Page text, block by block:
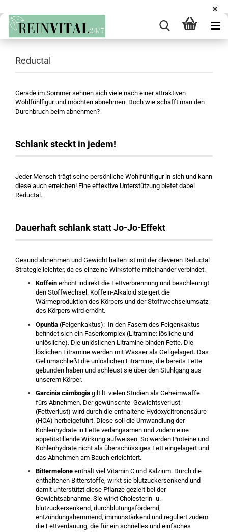
Reductal
Gerade im Sommer sehnen sich viele nach einer attraktiven
Wohlfühlfigur und möchten abnehmen. Doch wie schafft man den
Durchbruch beim abnehmen?
Schlank steckt in jedem!
Jeder Mensch trägt seine persönliche Wohlfühlfigur in sich und kann
diese auch erreichen! Eine effektive Unterstützung bietet dabei
Reductal.
Dauerhaft schlank statt Jo-Jo-Effekt
Gesund abnehmen und Gewicht halten ist mit der cleveren Reductal
Strategie leichter, da es einzelne Wirkstoffe miteinander verbindet.
Koffein erhöht indirekt die Fettverbrennung und beschleunigt
den Stoffwechsel. Koffein-Alkaloid steigert die
Wärmeproduktion des Körpers und der Stoffwechselumsatz
des Körpers wird erhöht.
Opuntia (Feigenkaktus): In den Fasern des Feigenkaktus
befindet sich ein Faserkomplex (Litramine: lösliche und
unlösliche). Die unlöslichen Litramine binden Fette. Die
löslichen Litramine werden mit Wasser als Gel gelagert. Das
Gel umschließt die unlöslichen Litramine, die bereits Fette
gebunden haben und schleust sie über den Stuhlgang aus
unserem Körper.
Garcinia cámbogia gilt lt. vielen Studien als Geheimwaffe
fürs Abnehmen. Der gewünschte Gewichtsverlust
(Fettverlust) wird durch die enthaltene Hydoxycitronensäure
(HCA) herbeigeführt. Diese soll die Umwandlung der
Kohlenhydrate in Fette verlangsamen und zudem eine
appetitstillende Wirkung aufweisen. So werden Proteine und
Kohlenhydrate nicht als überschüssiges Fett eingelagert und
das Abnehmen am Bauch erleichtert.
Bittermelone enthält viel Vitamin C und Kalzium. Durch die
enthaltenen Bitterstoffe, wirkt sie blutzuckersenkend und
damit unterstützt diese Pflanze gezielt bei der
Gewichtsabnahme. Sie wirkt Cholesterin- u.
blutzuckersenkend, durchblutungsfördernd,
entzündungshemmend, immunstärkend und reguliert zudem
die Fettverdauung, die für ein schnelles und einfaches